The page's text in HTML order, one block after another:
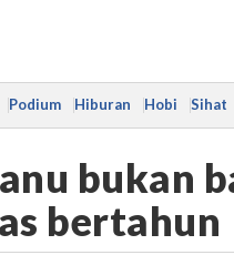
Podium Hiburan Hobi Sihat
bukan
bertahun